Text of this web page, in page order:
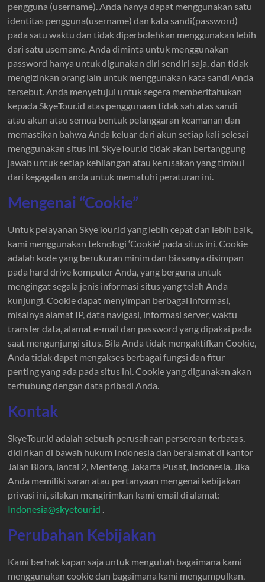
pengguna (username). Anda hanya dapat menggunakan satu
identitas pengguna(username) dan kata sandi(password)
pada satu waktu dan tidak diperbolehkan menggunakan lebih
dari satu username. Anda diminta untuk menggunakan
password hanya untuk digunakan diri sendiri saja, dan tidak
mengizinkan orang lain untuk menggunakan kata sandi Anda
tersebut. Anda menyetujui untuk segera memberitahukan
kepada SkyeTour.id atas penggunaan tidak sah atas sandi
atau akun atau semua bentuk pelanggaran keamanan dan
memastikan bahwa Anda keluar dari akun setiap kali selesai
menggunakan situs ini. SkyeTour.id tidak akan bertanggung
jawab untuk setiap kehilangan atau kerusakan yang timbul
dari kegagalan anda untuk mematuhi peraturan ini.
Mengenai “Cookie”
Untuk pelayanan SkyeTour.id yang lebih cepat dan lebih baik,
kami menggunakan teknologi ‘Cookie’ pada situs ini. Cookie
adalah kode yang berukuran minim dan biasanya disimpan
pada hard drive komputer Anda, yang berguna untuk
mengingat segala jenis informasi situs yang telah Anda
kunjungi. Cookie dapat menyimpan berbagai informasi,
misalnya alamat IP, data navigasi, informasi server, waktu
transfer data, alamat e-mail dan password yang dipakai pada
saat mengunjungi situs. Bila Anda tidak mengaktifkan Cookie,
Anda tidak dapat mengakses berbagai fungsi dan fitur
penting yang ada pada situs ini. Cookie yang digunakan akan
terhubung dengan data pribadi Anda.
Kontak
SkyeTour.id adalah sebuah perusahaan perseroan terbatas,
didirikan di bawah hukum Indonesia dan beralamat di kantor
Jalan Blora, lantai 2, Menteng, Jakarta Pusat, Indonesia. Jika
Anda memiliki saran atau pertanyaan mengenai kebijakan
privasi ini, silakan mengirimkan kami email di alamat:
Indonesia@skyetour.id .
Perubahan Kebijakan
Kami berhak kapan saja untuk mengubah bagaimana kami
menggunakan cookie dan bagaimana kami mengumpulkan,